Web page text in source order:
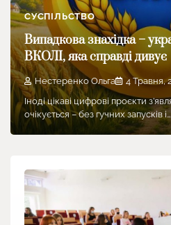
СУСПІЛЬСТВО
Випадкова знахідка –
ВКОЛІ, яка справді дивує
Нестеренко Ольга 4 Травня,
Іноді цікаві цифрові проєкти
очікується – без гучних запусків і…